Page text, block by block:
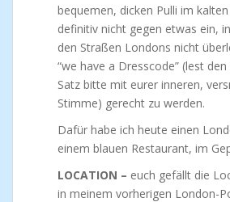
bequemen, dicken Pulli im
definitiv nicht gegen etwas ein,
den Straßen Londons nicht
“we have a Dresscode” (lest
Satz bitte mit eurer inneren,
Stimme) gerecht zu werden.
Dafür habe ich heute einen
einem blauen Restaurant, im
LOCATION – euch gefällt die
in meinem vorherigen London-